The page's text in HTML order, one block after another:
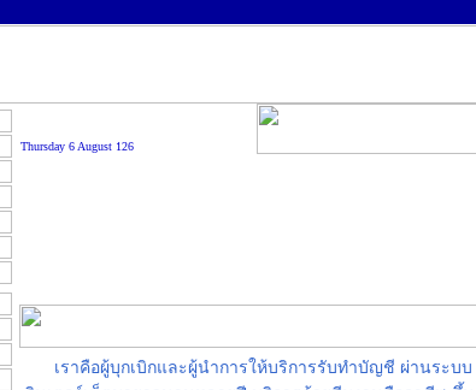
Thursday 6 August 126
เราคือผู้บุกเบิกและผู้นำการให้บริการรับทำบัญชี ผ่านระบบ